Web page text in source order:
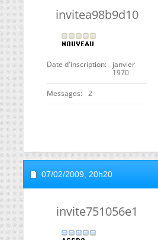
invitea98b9d10
Date d'inscription
janvier
1970
Messages 2
07/02/2009, 20h20
invite751056e1